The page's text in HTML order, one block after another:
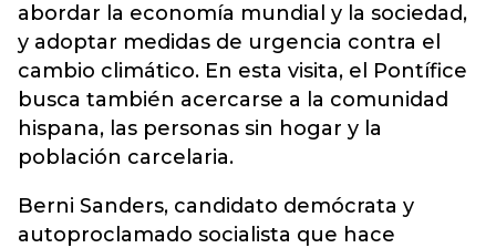
abordar la economía mundial y la sociedad,
y adoptar medidas de urgencia contra el
cambio climático. En esta visita, el Pontífice
busca también acercarse a la comunidad
hispana, las personas sin hogar y la
población carcelaria.
Berni Sanders, candidato demócrata y
autoproclamado socialista que hace